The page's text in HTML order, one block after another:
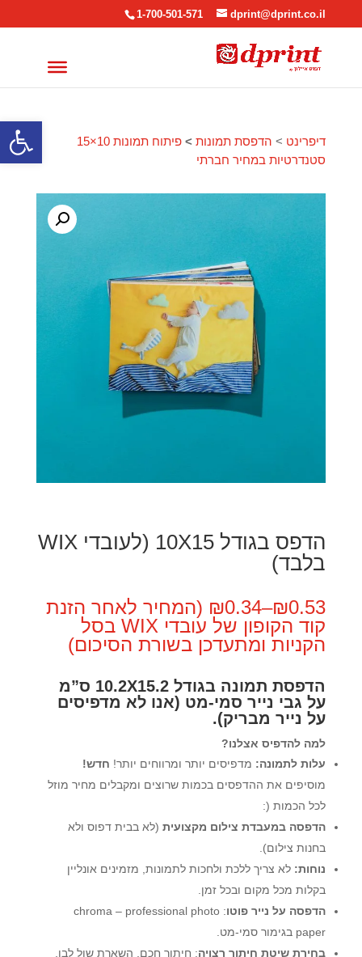
פתח
1-700-501-571 dprint@dprint.co.il
דיפרינט > הדפסת תמונות>
פיתוח תמונות 10×15
סטנדרטיות במחיר חברתי
הדפס בגודל 10X15 (לעובדי WIX
בלבד)
₪0.53
–
₪ 0.34 (המחיר לאחר הזנת
קוד הקופון של עובדי WIX בסל
הקניות ומתעדכן בשורת הסיכום)
הדפסת תמונה בגודל 10.2X15.2 ס”מ
על גבי נייר סמי-מט (אנו לא מדפיסים
על נייר מבריק).
למה להדפיס אצלנו?
עלות לתמונה: מדפיסים יותר ומרווחים יותר! חדש!
מוסיפים את ההדפסים בכמות שרוצים ומקבלים מחיר מוזל
לכל הכמות (:
הדפסה במעבדת צילום מקצועית(לא בבית דפוס ולא
בחנות צילום).
נוחות: לא צריך ללכת ולחכות לתמונות, מזמינים אונליין
בקלות מכל מקום ובכל זמן.
הדפסה על נייר פוטו : chroma – professional photo
paper בגימור סמי-מט.
בחירת שיטת חיתוך רצויה: חיתוך חכם, השארת שול לבן,